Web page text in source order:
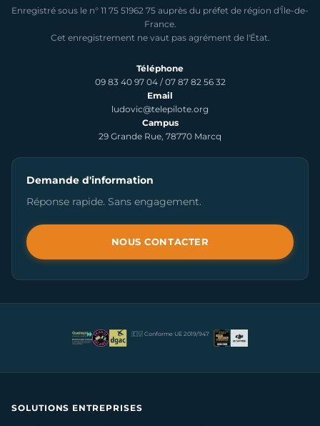
Enregistré sous le n° 11 75 51962 75 auprès du préfet de région d'Île-de-
France.
Cet enregistrement ne vaut pas agrément de l'État.
Téléphone
09 83 40 97 04 /07 87 82 56 32
Email
ludovic@telepilote.org
Campus
29 Grande Rue, 78770 Marcq
Demande d'information
Réponse rapide. Sans engagement.
NOUS CONTACTER
🇪🇺 Conforme UE 2019/947
SOLUTIONS ENTREPRISES